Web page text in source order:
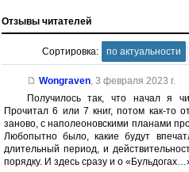
Отзывы читателей
Сортировка: по актуальности
Wongraven, 3 февраля 2023 г.
Получилось так, что начал я
Прочитал 6 или 7 книг, потом как-то
заново, с наполеоновскими планами
Любопытно было, какие будут
длительный период, и
порядку. И здесь сразу и о